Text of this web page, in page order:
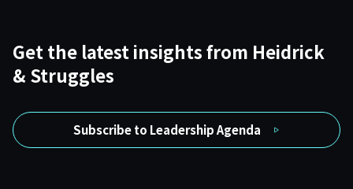
Get the latest insights from Heidrick
& Struggles
Subscribe to Leadership Agenda